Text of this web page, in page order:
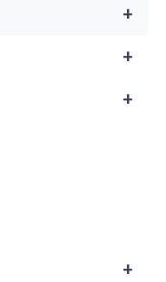
+
+
+
+